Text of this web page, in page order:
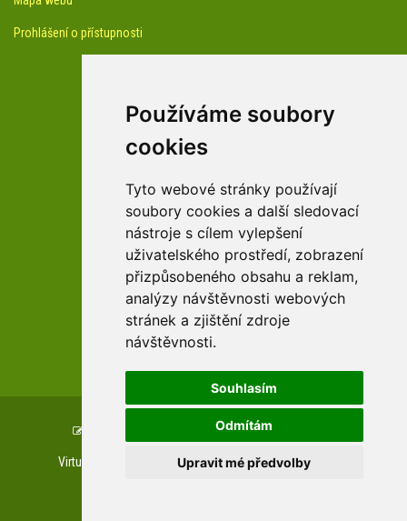
Používáme soubory
cookies
Tyto webové stránky používají
soubory cookies a další sledovací
nástroje s cílem vylepšení
uživatelského prostředí, zobrazení
přizpůsobeného obsahu a reklam,
analýzy návštěvnosti webových
stránek a zjištění zdroje
návštěvnosti.
Souhlasím
Odmítám
Upravit mé předvolby
Prohlášení o přístupnosti
Youtube kanál arboreta
Copyright © www.uspza.cz, created by
Virtuální prohlídky Letecké prohlídky
Web kamera